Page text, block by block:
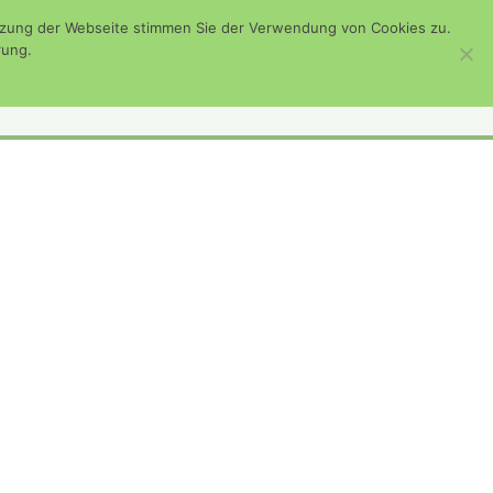
der Webseite stimmen Sie der Verwendung von Cookies zu.